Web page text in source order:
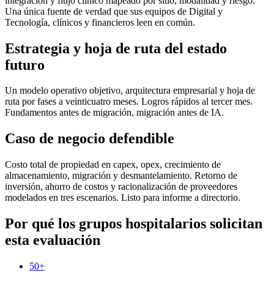
Una única fuente de verdad que sus equipos de Digital y
Tecnología, clínicos y financieros leen en común.
Estrategia y hoja de ruta del estado
futuro
Un modelo operativo objetivo, arquitectura empresarial y hoja de
ruta por fases a veinticuatro meses. Logros rápidos al tercer mes.
Fundamentos antes de migración, migración antes de IA.
Caso de negocio defendible
Costo total de propiedad en capex, opex, crecimiento de
almacenamiento, migración y desmantelamiento. Retorno de
inversión, ahorro de costos y racionalización de proveedores
modelados en tres escenarios. Listo para informe a directorio.
Por qué los grupos hospitalarios solicitan
esta evaluación
50+